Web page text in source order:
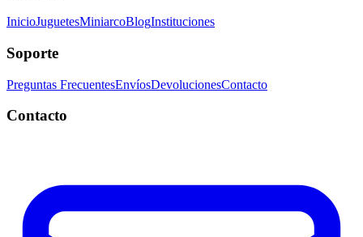
InicioJuguetesMiniarcoBlogInstituciones
Soporte
Preguntas FrecuentesEnvíosDevolucionesContacto
Contacto